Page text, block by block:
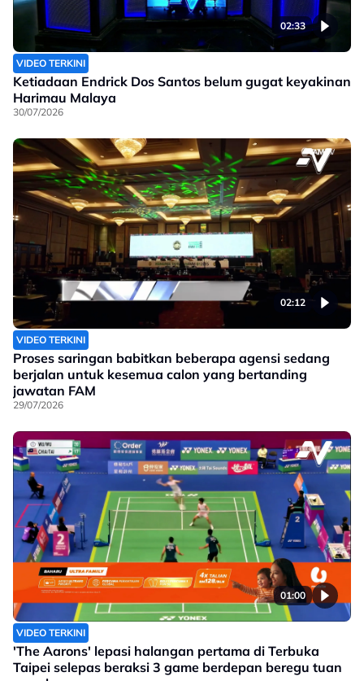
02:33
VIDEO TERKINI
Ketiadaan Endrick Dos Santos belum gugat keyakinan
Harimau Malaya
30/07/2026
02:12
VIDEO TERKINI
Proses saringan babitkan beberapa agensi sedang
berjalan untuk kesemua calon yang bertanding
jawatan FAM
29/07/2026
01:00
VIDEO TERKINI
'The Aarons' lepasi halangan pertama di Terbuka
Taipei selepas beraksi 3 game berdepan beregu tuan